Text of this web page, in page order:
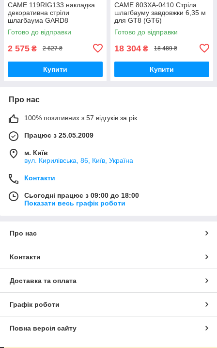
CAME 119RIG133 накладка
декоративна стріли
шлагбаума GARD8
запчастина для шлагбаума
Готово до відправки
2 575 ₴ 2 627 ₴
Купити
CAME 803XA-0410 Стріла
шлагбауму завдовжки 6,35 м
для GT8 (GT6)
Готово до відправки
18 304 ₴ 18 489 ₴
Купити
Про нас
100% позитивних з 57 відгуків за рік
Працює з 25.05.2009
м. Київ
вул. Кирилівська, 86, Київ, Україна
Контакти
Сьогодні працює з 09:00 до 18:00
Показати весь графік роботи
Про нас
Контакти
Доставка та оплата
Графік роботи
Повна версія сайту